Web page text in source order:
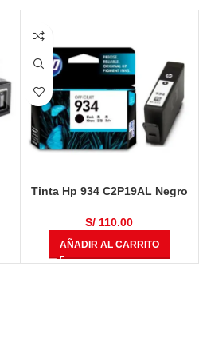
Tinta Hp 934 C2P19AL Negro
S/ 110.00
AÑADIR AL CARRITO